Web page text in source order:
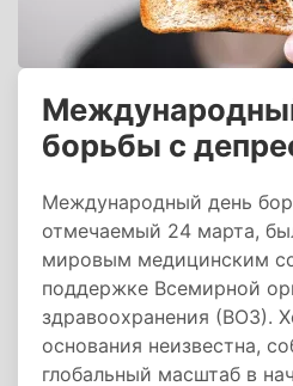
борьбы с
Международный день
отмечаемый 24 марта,
мировым медицинским
поддержке Всемирной
здравоохранения (ВОЗ).
основания неизвестна,
глобальный масштаб в